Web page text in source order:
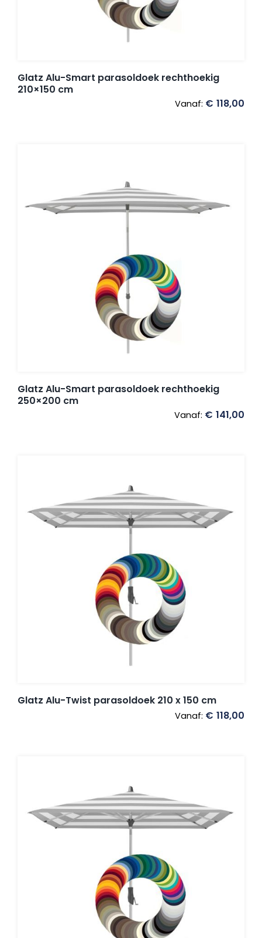
Glatz Alu-Smart parasoldoek rechthoekig
210×150 cm
Vanaf: € 118,00
Glatz Alu-Smart parasoldoek rechthoekig
250×200 cm
Vanaf: € 141,00
Glatz Alu-Twist parasoldoek 210 x 150 cm
Vanaf: € 118,00